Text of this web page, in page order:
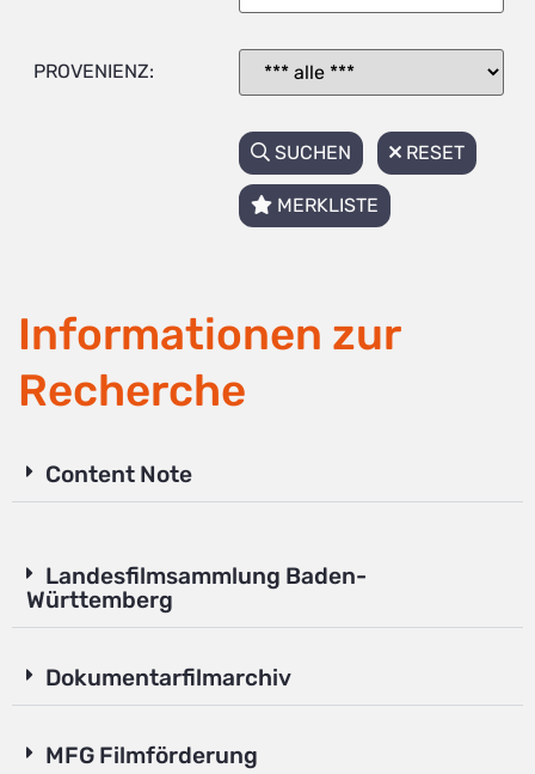
PROVENIENZ:
SUCHEN RESET
MERKLISTE
Informationen zur
Recherche
Content Note
Landesfilmsammlung Baden-
Württemberg
Dokumentarfilmarchiv
MFG Filmförderung